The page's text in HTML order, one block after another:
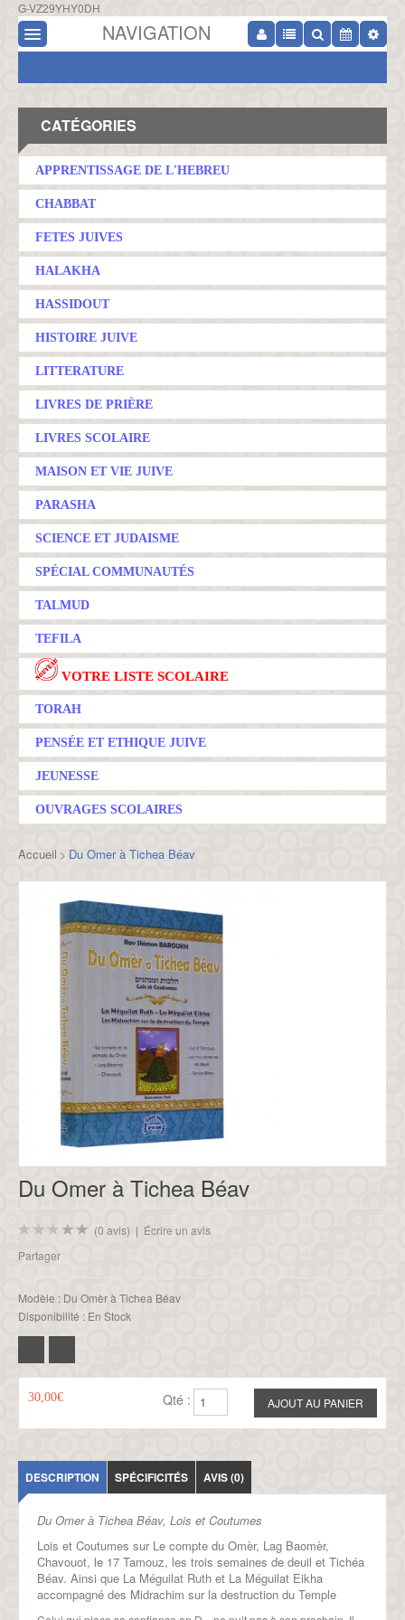
G-VZ29YHY0DH
NAVIGATION
CATÉGORIES
APPRENTISSAGE DE L'HEBREU
CHABBAT
FETES JUIVES
HALAKHA
HASSIDOUT
HISTOIRE JUIVE
LITTERATURE
LIVRES DE PRIÈRE
LIVRES SCOLAIRE
MAISON ET VIE JUIVE
PARASHA
SCIENCE ET JUDAISME
SPÉCIAL COMMUNAUTÉS
TALMUD
TEFILA
VOTRE LISTE SCOLAIRE
TORAH
PENSÉE ET ETHIQUE JUIVE
JEUNESSE
OUVRAGES SCOLAIRES
Accueil > Du Omer à Tichea Béav
Du Omer à Tichea Béav
(0 avis) | Écrire un avis
Partager
Modèle : Du Omèr à Tichea Béav
Disponibilité : En Stock
30,00€ Qté :
DESCRIPTION SPÉCIFICITÉS AVIS (0)
Du Omer à Tichea Béav, Lois et Coutumes
Lois et Coutumes sur Le compte du Omèr, Lag Baomèr,
Chavouot, le 17 Tamouz, les trois semaines de deuil et Tichéa
Béav. Ainsi que La Méguilat Ruth et La Méguilat Eikha
accompagné des Midrachim sur la destruction du Temple